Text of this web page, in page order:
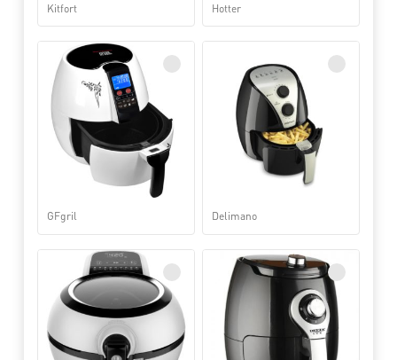
Kitfort Hotter
GFgril Delimano